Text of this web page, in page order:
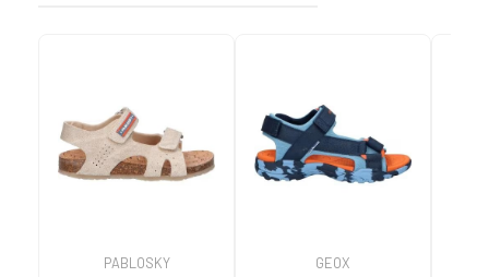
PABLOSKY GEOX